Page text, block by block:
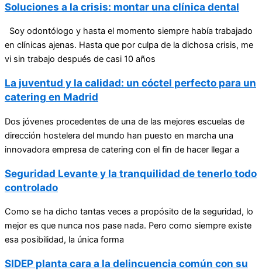
Soluciones a la crisis: montar una clínica dental
Soy odontólogo y hasta el momento siempre había trabajado
en clínicas ajenas. Hasta que por culpa de la dichosa crisis, me
vi sin trabajo después de casi 10 años
La juventud y la calidad: un cóctel perfecto para un
catering en Madrid
Dos jóvenes procedentes de una de las mejores escuelas de
dirección hostelera del mundo han puesto en marcha una
innovadora empresa de catering con el fin de hacer llegar a
Seguridad Levante y la tranquilidad de tenerlo todo
controlado
Como se ha dicho tantas veces a propósito de la seguridad, lo
mejor es que nunca nos pase nada. Pero como siempre existe
esa posibilidad, la única forma
SIDEP planta cara a la delincuencia común con su